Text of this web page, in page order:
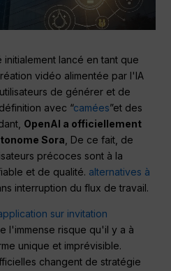
initialement lancé en tant que
vidéo alimentée par l'IA
de générer et de
avec “camées”et des
OpenAI a officiellement
Sora , De ce fait, de
précoces sont à la
et de qualité. alternatives à
interruption du flux de travail.
sur invitation
l'immense risque qu'il y a à
unique et imprévisible.
changent de stratégie